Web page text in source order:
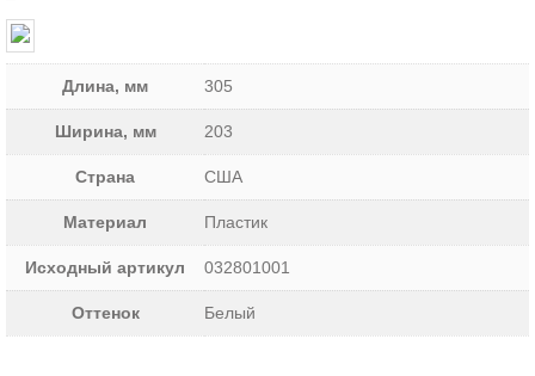
Длина, мм 305
Ширина, мм 203
Страна США
Материал Пластик
Исходный артикул 032801001
Оттенок Белый